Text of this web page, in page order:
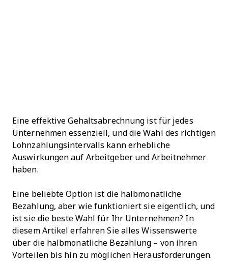
Eine effektive Gehaltsabrechnung ist für jedes
Unternehmen essenziell, und die Wahl des richtigen
Lohnzahlungsintervalls kann erhebliche
Auswirkungen auf Arbeitgeber und Arbeitnehmer
haben.
Eine beliebte Option ist die halbmonatliche
Bezahlung, aber wie funktioniert sie eigentlich, und
ist sie die beste Wahl für Ihr Unternehmen? In
diesem Artikel erfahren Sie alles Wissenswerte
über die halbmonatliche Bezahlung – von ihren
Vorteilen bis hin zu möglichen Herausforderungen.